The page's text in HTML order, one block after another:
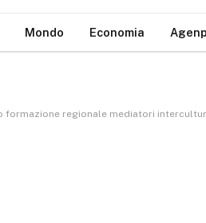
Mondo Economia
formazione regionale mediatori